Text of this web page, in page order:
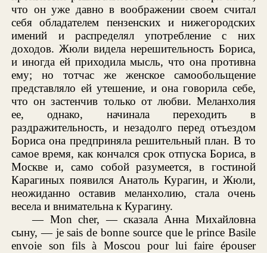
что он уже давно в воображении своем считал
себя обладателем пензенских и нижегородских
имений и распределял употребление с них
доходов. Жюли видела нерешительность Бориса,
и иногда ей приходила мысль, что она противна
ему; но тотчас же женское самообольщение
представляло ей утешение, и она говорила себе,
что он застенчив только от любви. Меланхолия
ее, однако, начинала переходить в
раздражительность, и незадолго перед отъездом
Бориса она предприняла решительный план. В то
самое время, как кончался срок отпуска Бориса, в
Москве и, само собой разумеется, в гостиной
Карагиных появился Анатоль Курагин, и Жюли,
неожиданно оставив меланхолию, стала очень
весела и внимательна к Курагину.
— Mon cher, — сказала Анна Михайловна
сыну, — je sais de bonne source que le prince Basile
envoie son fils à Moscou pour lui faire épouser